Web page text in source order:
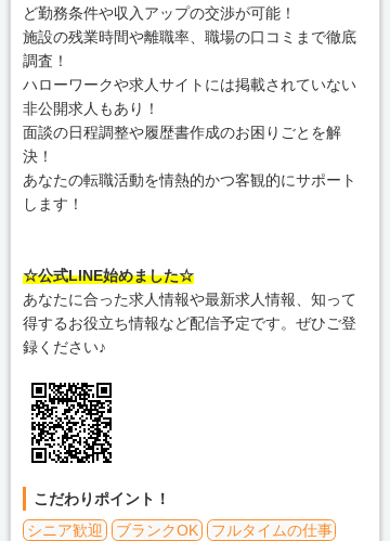
ど勤務条件や収入アップの交渉が可能！
施設の残業時間や離職率、職場の口コミまで徹底
調査！
ハローワークや求人サイトには掲載されていない
非公開求人もあり！
面談の日程調整や履歴書作成のお困りごとを解
決！
あなたの転職活動を情熱的かつ客観的にサポート
します！
☆公式LINE始めました☆
あなたに合った求人情報や最新求人情報、知って
得するお役立ち情報など配信予定です。ぜひご登
録ください♪
こだわりポイント！
シニア歓迎
ブランクOK
フルタイムの仕事